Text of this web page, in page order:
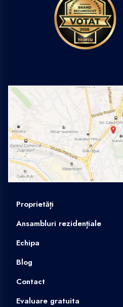
Proprietăți
Ansambluri rezidențiale
Echipa
Blog
Contact
Evaluare gratuita